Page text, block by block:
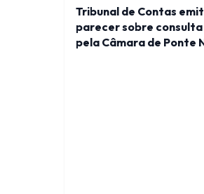
Tribunal de Contas
parecer sobre
pela Câmara de Ponte